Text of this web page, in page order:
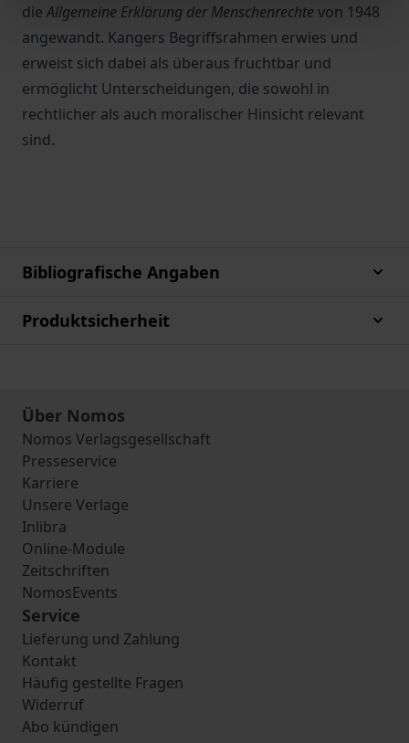
dieAllgemeine Erklärung der Menschenrechte von 1948
angewandt. Kangers Begriffsrahmen erwies und
erweist sich dabei als überaus fruchtbar und
ermöglicht Unterscheidungen, die sowohl in
rechtlicher als auch moralischer Hinsicht relevant
sind.
Bibliografische Angaben
Produktsicherheit
Über Nomos
Nomos Verlagsgesellschaft
Presseservice
Karriere
Unsere Verlage
Inlibra
Online-Module
Zeitschriften
NomosEvents
Service
Lieferung und Zahlung
Kontakt
Häufig gestellte Fragen
Widerruf
Abo kündigen